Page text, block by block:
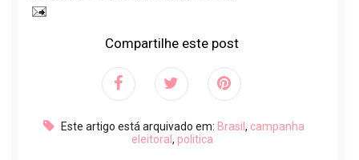
Compartilhe este post
Este artigo está arquivado em: Brasil , campanha
eleitoral , politica